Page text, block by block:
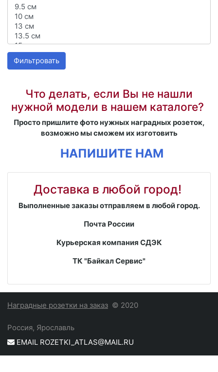
Фильтровать
Что делать, если Вы не нашли
нужной модели в нашем каталоге?
Просто пришлите фото нужных наградных розеток,
возможно мы сможем их изготовить
НАПИШИТЕ НАМ
Доставка в любой город!
Выполненные заказы отправляем в любой город.
Почта России
Курьерская компания СДЭК
ТК "Байкал Сервис"
Наградные розетки на заказ © 2020
Россия, Ярославль
EMAIL ROZETKI_ATLAS@MAIL.RU